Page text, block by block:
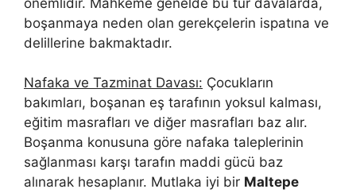
boşanmaya neden olan gerekçelerin ispatına ve
delillerine bakmaktadır.
Nafaka ve Tazminat Davası: Çocukların
bakımları, boşanan eş tarafının yoksul kalması,
eğitim masrafları ve diğer masrafları baz alır.
Boşanma konusuna göre nafaka taleplerinin
sağlanması karşı tarafın maddi gücü baz
alınarak hesaplanır. Mutlaka iyi bir Maltepe